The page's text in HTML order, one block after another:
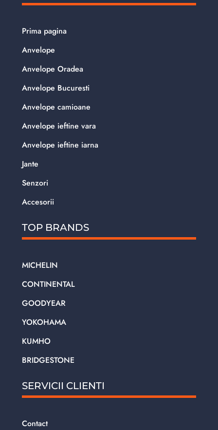
Prima pagina
Anvelope
Anvelope Oradea
Anvelope Bucuresti
Anvelope camioane
Anvelope ieftine vara
Anvelope ieftine iarna
Jante
Senzori
Accesorii
TOP BRANDS
MICHELIN
CONTINENTAL
GOODYEAR
YOKOHAMA
KUMHO
BRIDGESTONE
SERVICII CLIENTI
Contact